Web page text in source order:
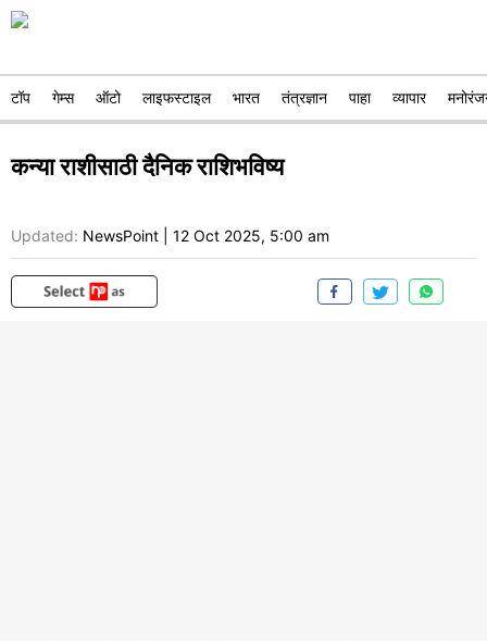
टॉप गेम्स ऑटो लाइफस्टाइल भारत तंत्रज्ञान पाहा व्यापार
कन्या राशीसाठी दैनिक राशिभविष्य
Updated: NewsPoint 12 Oct 2025, 5:00 am